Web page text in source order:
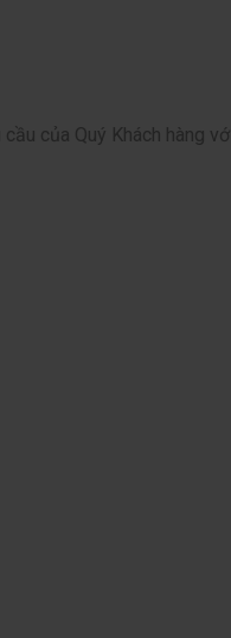
của Quý Khách hàng